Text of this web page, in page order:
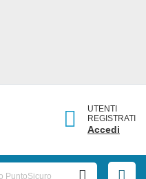
UTENTI
REGISTRATI
Accedi